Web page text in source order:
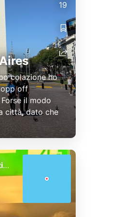
colazione ho
off
il modo
città, dato che
19
thorsteninargentinien